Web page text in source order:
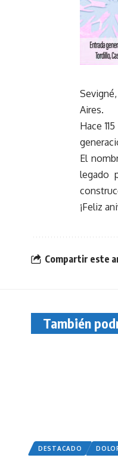
Aires.
Hace
El
legado
¡Feliz
Compartir este
También
DESTACADO